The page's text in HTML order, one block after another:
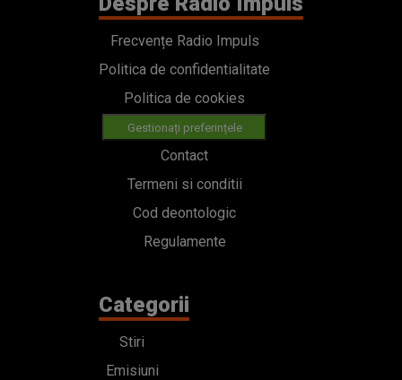
Frecvențe Radio Impuls
Politica de confidentialitate
Politica de cookies
Gestionați preferințele
Contact
Termeni si conditii
Cod deontologic
Regulamente
Categorii
Stiri
Emisiuni